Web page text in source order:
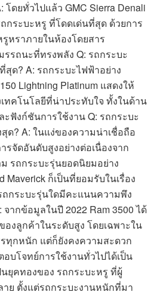
ดยทั่วไปแล้ว GMC Sierra Denali
กระบะหรู ที่โดดเด่นที่สุด ด้วยการ
หราภายในห้องโดยสาร
รถนะที่ทรงพลัง Q: รถกระบะ
ด? A: รถกระบะไฟฟ้าอย่าง
Lightning Platinum แสดงให้
ทคโนโลยีที่น่าประทับใจ ทั้งในด้าน
ะฟังก์ชันการใช้งาน Q: รถกระบะ
ด? A: ในแง่ของความน่าเชื่อถือ
รจัดอันดับสูงอย่างต่อเนื่องจาก
รถกระบะรุ่นยอดนิยมอย่าง
Maverick ก็เป็นที่ยอมรับในเรื่อง
กระบะรุ่นใดมีคะแนนความพึง
ากข้อมูลในปี 2022 Ram 3500 ได้
งลูกค้าในระดับสูง โดยเฉพาะใน
ทุกหนัก แต่ก็ยังคงความสะดวก
บโจทย์การใช้งานทั่วไปได้เป็น
นยุคทองของ รถกระบะหรู ที่ผู้
ย ตั้งแต่รถกระบะงานหนักที่มา